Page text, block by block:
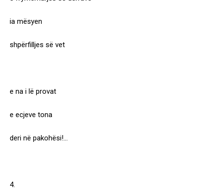
ia mësyen
shpërfilljes së vet
e na i lë provat
e ecjeve tona
deri në pakohësi!…
4.